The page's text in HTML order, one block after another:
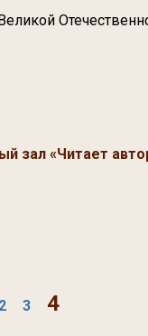
зал «Читает
2 3 4